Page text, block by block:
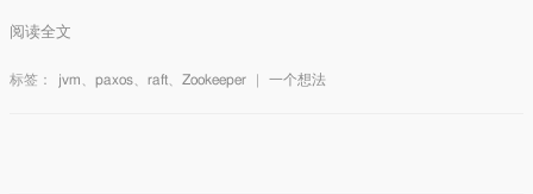
阅读全文
标签： jvm 、paxos 、raft 、Zookeeper 一个想法